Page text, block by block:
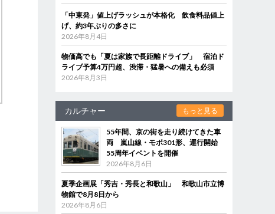
「中東発」値上げラッシュが本格化 飲食料品値上
げ、約3年ぶりの多さに
2026年8月4日
物価高でも「夏は家族で長距離ドライブ」 宿泊ド
ライブ予算4万円超、渋滞・猛暑への備えも必須
2026年8月3日
カルチャー もっと見る
55年間、京の街を走り続けてきた車
両 嵐山線・モボ301形、運行開始
55周年イベントを開催
2026年8月6日
夏季企画展「秀吉・秀長と和歌山」 和歌山市立博
物館で8月8日から
2026年8月6日